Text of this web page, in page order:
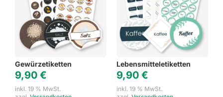
Gewürzetiketten
9,90 €
inkl. 19 % MwSt.
Lebensmitteletiketten
9,90 €
inkl. 19 % MwSt.